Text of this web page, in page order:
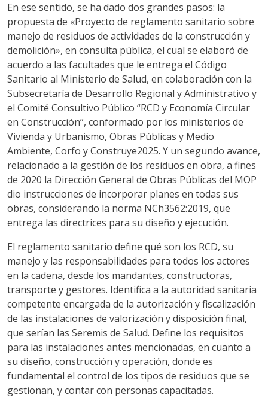
En ese sentido, se ha dado dos grandes pasos: la
propuesta de «Proyecto de reglamento sanitario sobre
manejo de residuos de actividades de la construcción y
demolición», en consulta pública, el cual se elaboró de
acuerdo a las facultades que le entrega el Código
Sanitario al Ministerio de Salud, en colaboración con la
Subsecretaría de Desarrollo Regional y Administrativo y
el Comité Consultivo Público “RCD y Economía Circular
en Construcción”, conformado por los ministerios de
Vivienda y Urbanismo, Obras Públicas y Medio
Ambiente, Corfo y Construye2025. Y un segundo avance,
relacionado a la gestión de los residuos en obra, a fines
de 2020 la Dirección General de Obras Públicas del MOP
dio instrucciones de incorporar planes en todas sus
obras, considerando la norma NCh3562:2019, que
entrega las directrices para su diseño y ejecución.
El reglamento sanitario define qué son los RCD, su
manejo y las responsabilidades para todos los actores
en la cadena, desde los mandantes, constructoras,
transporte y gestores. Identifica a la autoridad sanitaria
competente encargada de la autorización y fiscalización
de las instalaciones de valorización y disposición final,
que serían las Seremis de Salud. Define los requisitos
para las instalaciones antes mencionadas, en cuanto a
su diseño, construcción y operación, donde es
fundamental el control de los tipos de residuos que se
gestionan, y contar con personas capacitadas.